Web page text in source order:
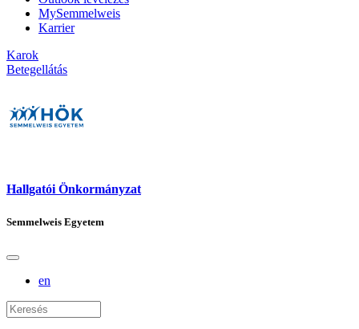
MySemmelweis
Karrier
Karok
Betegellátás
Hallgatói Önkormányzat
Semmelweis Egyetem
en